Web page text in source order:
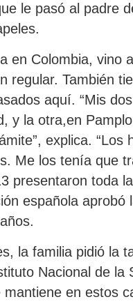
le pasó al padre
en Colombia, vino
regular. También
aquí. “Mis
y la otra,en
explica. “Los
Me los tenía que
presentaron toda
española aprobó
la familia pidió la
Nacional de la
en estos